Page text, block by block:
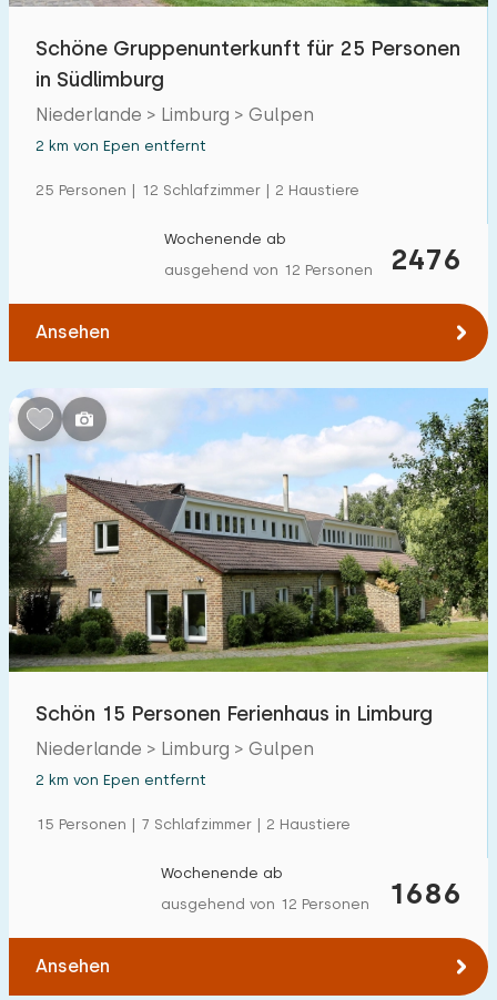
Kinderanimation
Kindereinrichtungen im Park
Eingeschränkte Mobilität
0
Hilfsmittel 1
Schöne Gruppenunterkunft für 25 Personen
in Südlimburg
Niederlande > Limburg > Gulpen
2 km von Epen entfernt
25 Personen | 12 Schlafzimmer | 2 Haustiere
2476
Wochenende ab
ausgehend von 12 Personen
Ansehen
Schön 15 Personen Ferienhaus in Limburg
Niederlande > Limburg > Gulpen
2 km von Epen entfernt
15 Personen | 7 Schlafzimmer | 2 Haustiere
1686
Wochenende ab
ausgehend von 12 Personen
Ansehen